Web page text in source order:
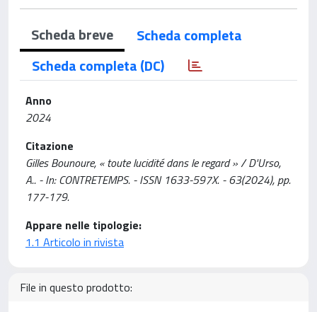
Scheda breve
Scheda completa
Scheda completa (DC)
Anno
2024
Citazione
Gilles Bounoure, « toute lucidité dans le regard » / D'Urso,
A.. - In: CONTRETEMPS. - ISSN 1633-597X. - 63(2024), pp.
177-179.
Appare nelle tipologie:
1.1 Articolo in rivista
File in questo prodotto: